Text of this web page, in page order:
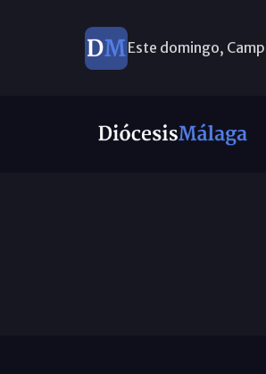
Este domingo,